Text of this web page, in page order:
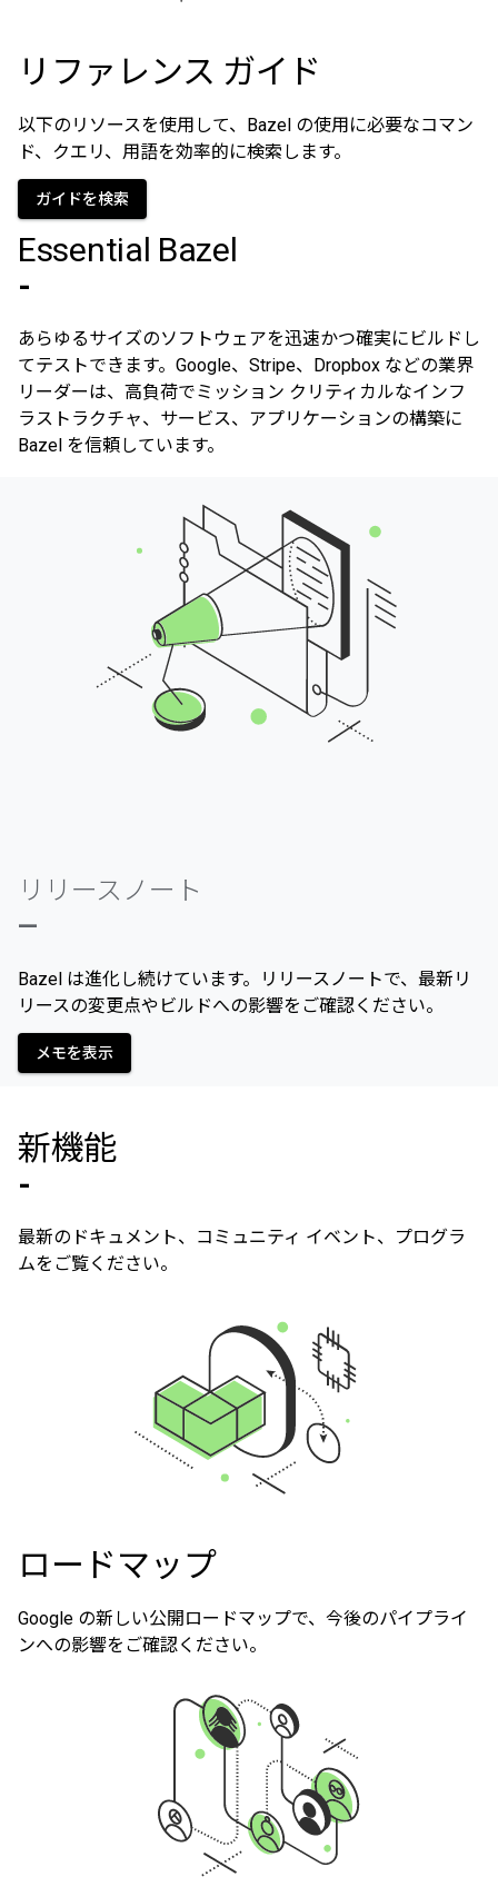
リファレンス ガイド
以下のリソースを使用して、Bazel の使用に必要なコマン
ド、クエリ、用語を効率的に検索します。
ガイドを検索
Essential Bazel
-
あらゆるサイズのソフトウェアを迅速かつ確実にビルドし
てテストできます。Google、Stripe、Dropbox などの業界
リーダーは、高負荷でミッション クリティカルなインフ
ラストラクチャ、サービス、アプリケーションの構築に
Bazel を信頼しています。
リリースノート
—
Bazel は進化し続けています。リリースノートで、最新リ
リースの変更点やビルドへの影響をご確認ください。
メモを表示
新機能
-
最新のドキュメント、コミュニティ イベント、プログラ
ムをご覧ください。
ロードマップ
Google の新しい公開ロードマップで、今後のパイプライ
ンへの影響をご確認ください。